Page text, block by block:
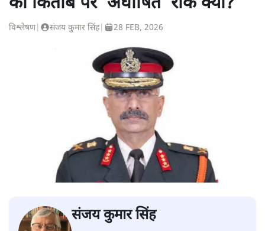
विश्लेषण| संजय कुमार सिंह| 28 FEB, 2026
संजय कुमार सिंह